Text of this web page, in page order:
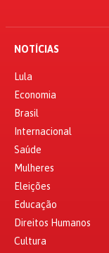
NOTÍCIAS
Lula
Economia
Brasil
Internacional
Saúde
Mulheres
Eleições
Educação
Direitos Humanos
Cultura